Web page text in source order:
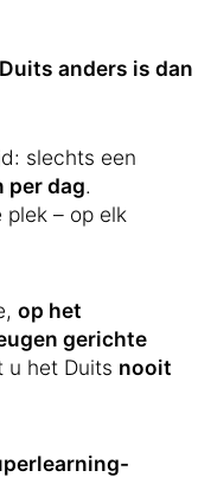
anders is dan
slechts een
per dag.
plek – op elk
op het
gerichte
u het Duits nooit